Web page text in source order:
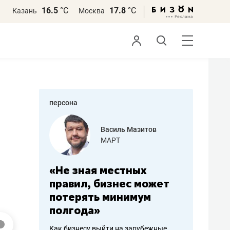
Казань 16.5 °С Москва 17.8 °С
персона
работа
Василь Мазитов
МАРТ
«Не зная местных
правил, бизнес может
потерять минимум
полгода»